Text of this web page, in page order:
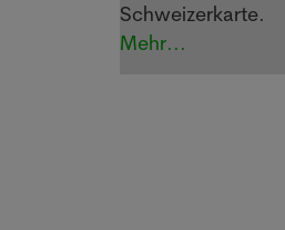
Schweizerkarte.
Mehr...